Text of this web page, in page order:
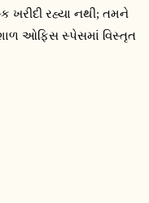
રહ્યા નથી; તમને
ઓફિસ સ્પેસમાં વિસ્તૃત